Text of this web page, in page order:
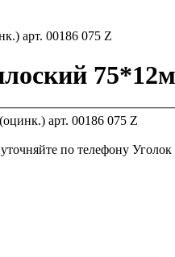
арт. 00186 075 Z
по телефону